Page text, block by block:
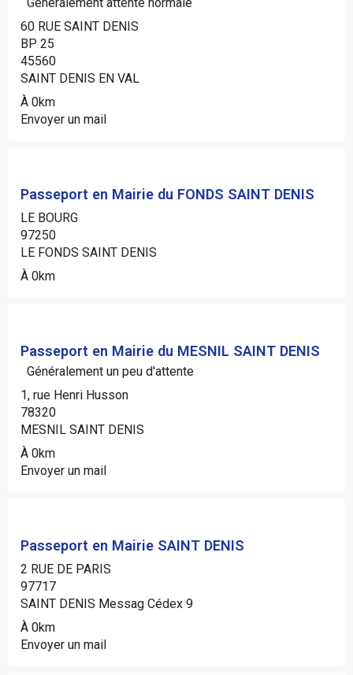
Généralement attente normale
60 RUE SAINT DENIS
BP 25
45560
SAINT DENIS EN VAL
À 0km
Envoyer un mail
Passeport en Mairie du FONDS SAINT DENIS
LE BOURG
97250
LE FONDS SAINT DENIS
À 0km
Passeport en Mairie du MESNIL SAINT DENIS
Généralement un peu d'attente
1, rue Henri Husson
78320
MESNIL SAINT DENIS
À 0km
Envoyer un mail
Passeport en Mairie SAINT DENIS
2 RUE DE PARIS
97717
SAINT DENIS Messag Cédex 9
À 0km
Envoyer un mail